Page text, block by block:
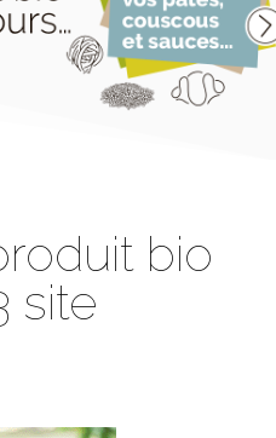
bio
site